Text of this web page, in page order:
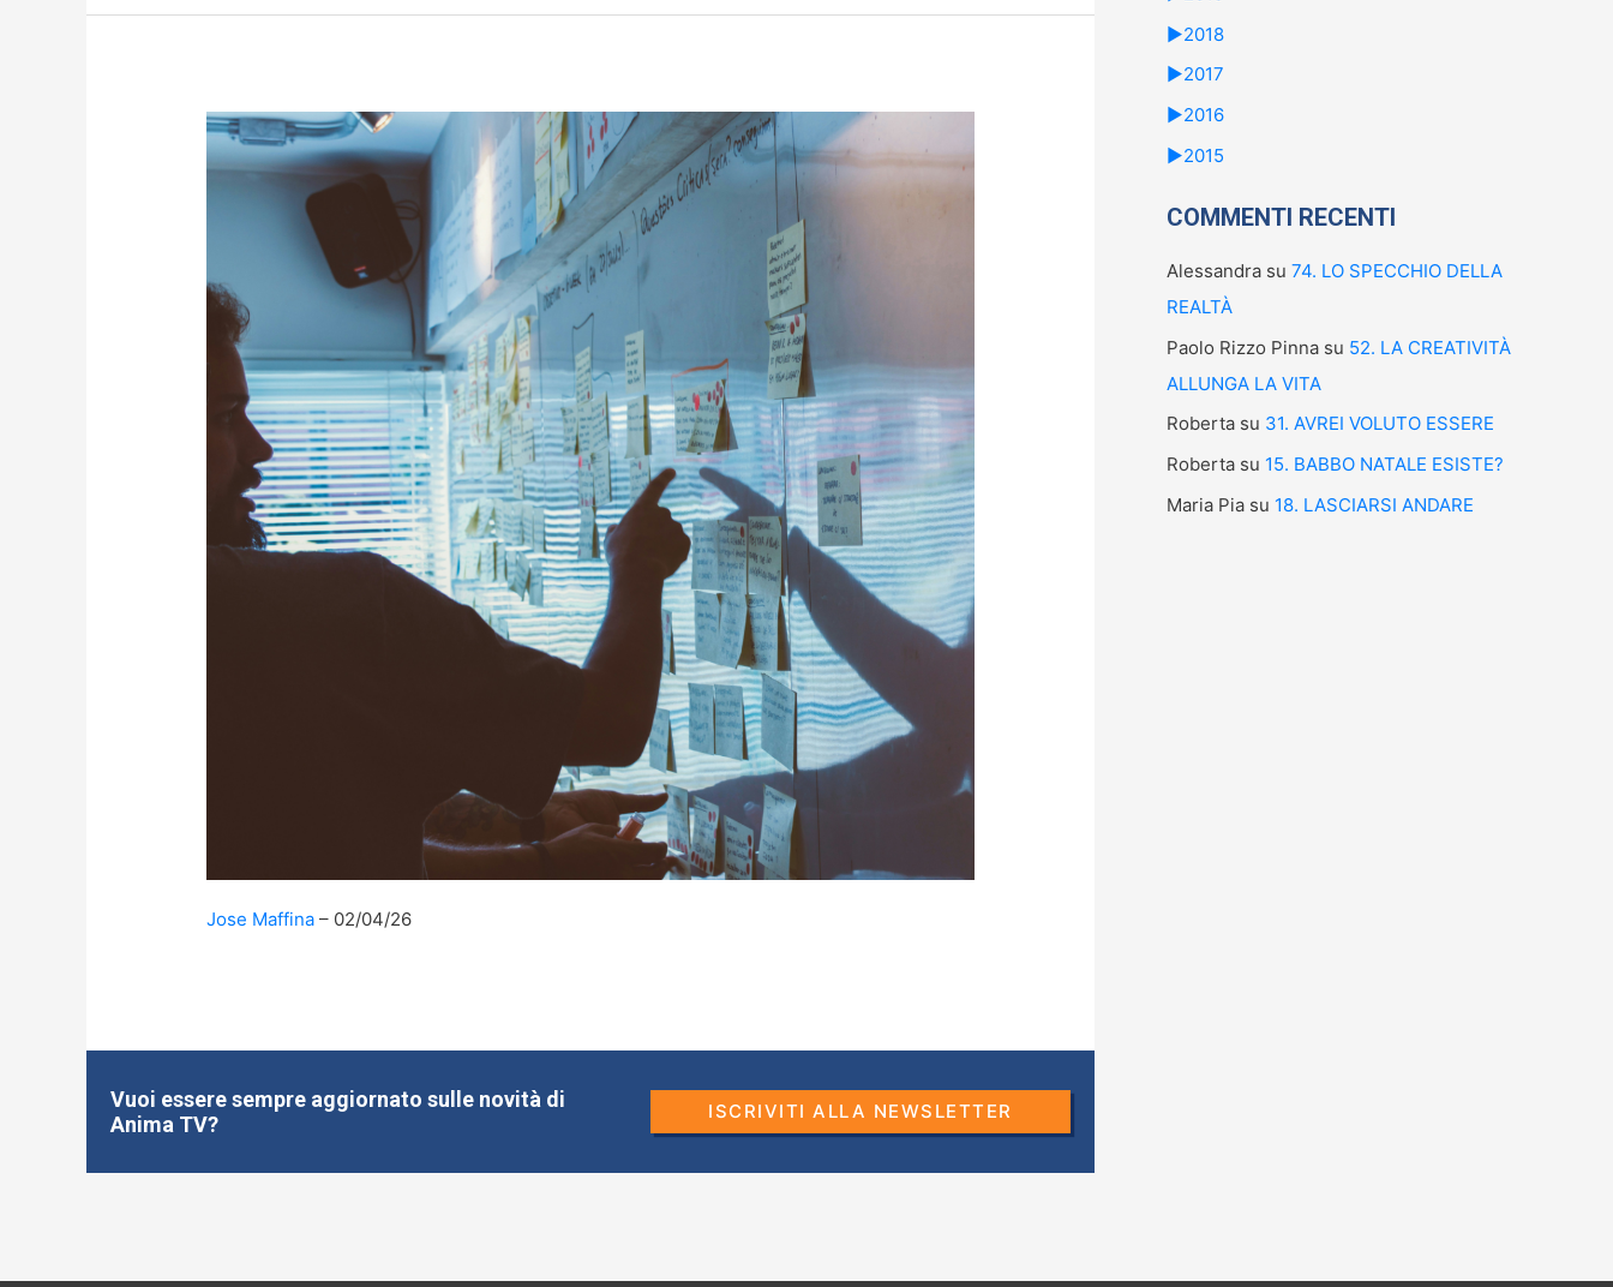
Jose Maffina 02/04/26
Vuoi essere sempre aggiornato sulle novità di
Anima TV?
ISCRIVITI ALLA NEWSLETTER
►2018
►2017
►2016
►2015
COMMENTI RECENTI
Alessandra su 74. LO SPECCHIO DELLA
REALTÀ
Paolo Rizzo Pinna su 52. LA CREATIVITÀ
ALLUNGA LA VITA
Roberta su 31. AVREI VOLUTO ESSERE
Roberta su 15. BABBO NATALE ESISTE?
Maria Pia su 18. LASCIARSI ANDARE